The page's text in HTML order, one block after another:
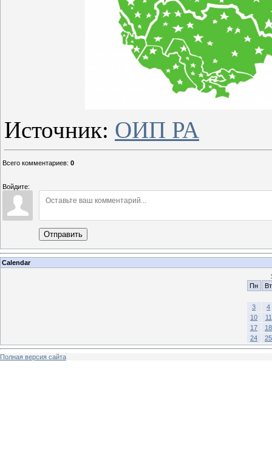
Источник: ОИП РА
Всего комментариев: 0
Войдите:
Отправить
Calendar
Пн
Вт
3
4
10
11
17
18
24
25
Полная версия сайта